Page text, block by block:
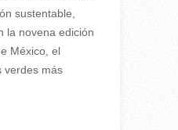
sustentable,
la novena edición
México, el
verdes más